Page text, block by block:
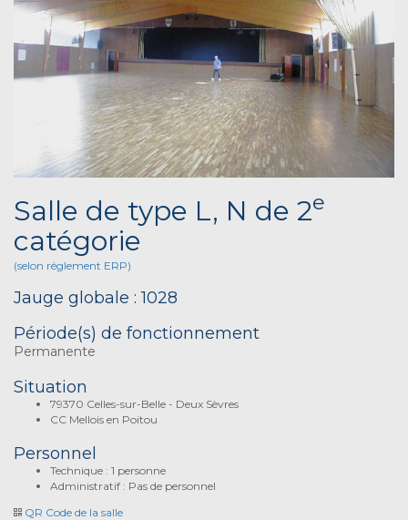
Salle de type L, N de 2e
catégorie
(selon réglement ERP)
Jauge globale : 1028
Période(s) de fonctionnement
Permanente
Situation
79370 Celles-sur-Belle - Deux Sèvres
CC Mellois en Poitou
Personnel
Technique : 1 personne
Administratif : Pas de personnel
QR Code de la salle